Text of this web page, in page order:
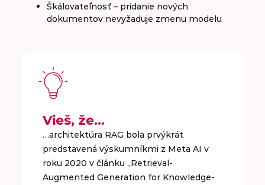
Škálovateľnosť – pridanie nových
dokumentov nevyžaduje zmenu modelu
Vieš, že…
…architektúra RAG bola prvýkrát
predstavená výskumníkmi z Meta AI v
roku 2020 v článku „Retrieval-
Augmented Generation for Knowledge-